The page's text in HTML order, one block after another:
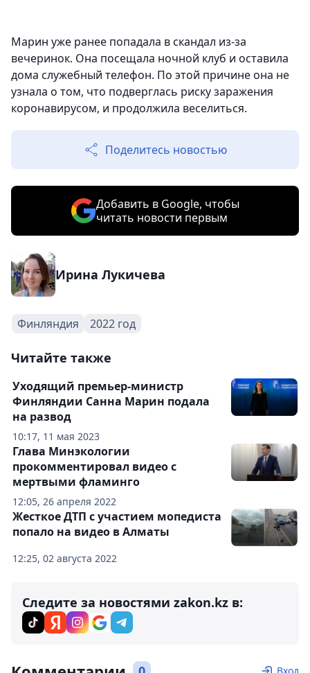
Марин уже ранее попадала в скандал из-за
вечеринок. Она посещала ночной клуб и оставила
дома служебный телефон. По этой причине она не
узнала о том, что подверглась риску заражения
коронавирусом, и продолжила веселиться.
Поделитесь новостью
Добавить в Google, чтобы
читать новости первым
Ирина Лукичева
Финляндия 2022 год
Читайте также
10:17, 11 мая 2023
Уходящий премьер-министр
Финляндии Санна Марин подала
на развод
12:05, 26 апреля 2022
Глава Минэкологии
прокомментировал видео с
мертвыми фламинго
12:25, 02 августа 2022
Жесткое ДТП с участием мопедиста
попало на видео в Алматы
Следите за новостями zakon.kz в:
Вход